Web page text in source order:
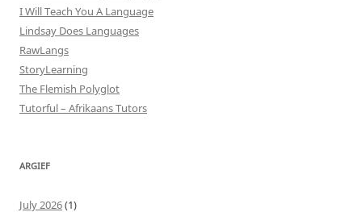
I Will Teach You A Language
Lindsay Does Languages
RawLangs
StoryLearning
The Flemish Polyglot
Tutorful – Afrikaans Tutors
ARGIEF
July 2026(1)